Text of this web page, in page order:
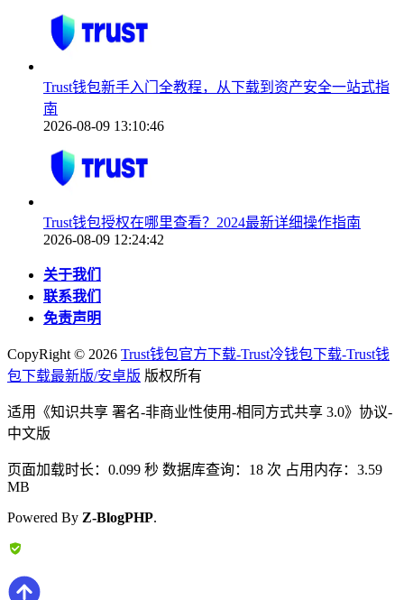
Trust钱包新手入门全教程，从下载到资产安全一站式指
南
2026-08-09 13:10:46
Trust钱包授权在哪里查看？2024最新详细操作指南
2026-08-09 12:24:42
关于我们
联系我们
免责声明
CopyRight © 2026 Trust钱包官方下载-Trust冷钱包下载-Trust钱
包下载最新版/安卓版 版权所有
适用《知识共享 署名-非商业性使用-相同方式共享 3.0》协议-
中文版
页面加载时长：0.099 秒 数据库查询：18 次 占用内存：3.59
MB
Powered By Z-BlogPHP.